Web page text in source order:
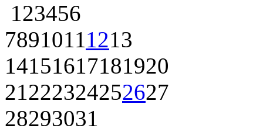
123456
78910111213
14151617181920
21222324252627
28293031